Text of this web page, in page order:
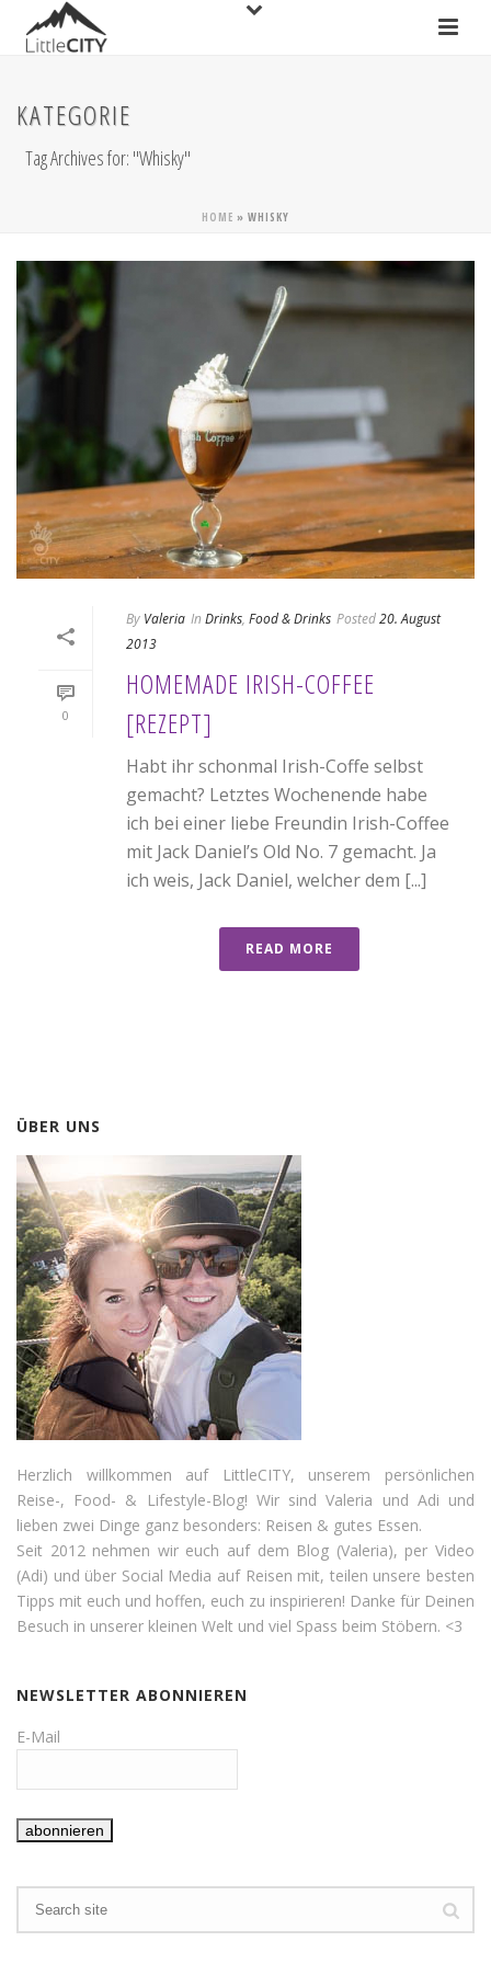
KATEGORIE
Tag Archives for: "Whisky"
HOME » WHISKY
0
By Valeria In Drinks, Food & Drinks Posted20. August
2013
HOMEMADE IRISH-COFFEE
[REZEPT]
Habt ihr schonmal Irish-Coffe selbst
gemacht? Letztes Wochenende habe
ich bei einer liebe Freundin Irish-Coffee
mit Jack Daniel’s Old No. 7 gemacht. Ja
ich weis, Jack Daniel, welcher dem [...]
READ MORE
ÜBER UNS
Herzlich willkommen auf LittleCITY, unserem persönlichen
Reise-, Food- & Lifestyle-Blog! Wir sind Valeria und Adi und
lieben zwei Dinge ganz besonders: Reisen & gutes Essen.
Seit 2012 nehmen wir euch auf dem Blog (Valeria), per Video
(Adi) und über Social Media auf Reisen mit, teilen unsere besten
Tipps mit euch und hoffen, euch zu inspirieren! Danke für Deinen
Besuch in unserer kleinen Welt und viel Spass beim Stöbern. <3
NEWSLETTER ABONNIEREN
E-Mail